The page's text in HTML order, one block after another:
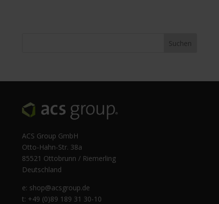
ACS Group GmbH
Otto-Hahn-Str. 38a
85521 Ottobrunn / Riemerling
Deutschland
e: shop@acsgroup.de
t: +49 (0)89 189 31 30-10